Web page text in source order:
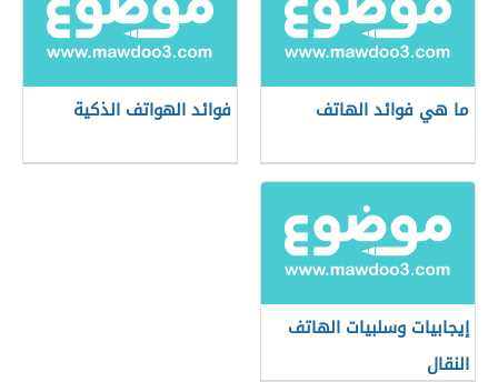
ما هي فوائد الهاتف فوائد الهواتف الذكية
إيجابيات وسلبيات الهاتف
النقال